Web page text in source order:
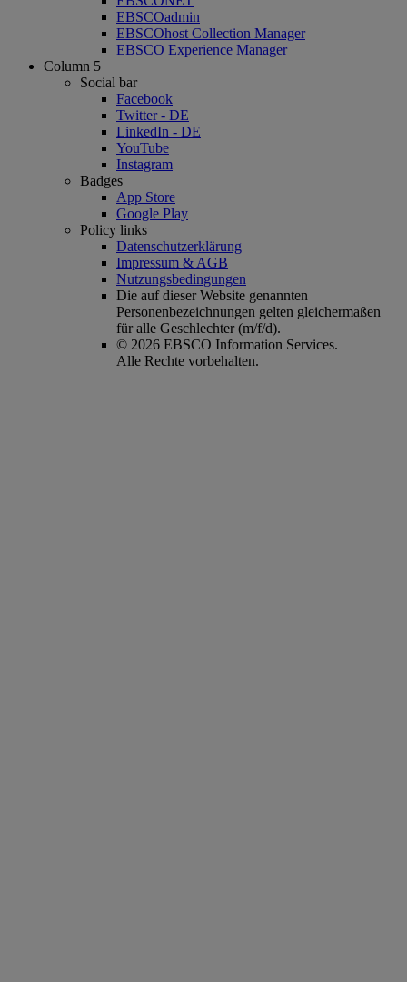
EBSCOadmin
EBSCOhost Collection Manager
EBSCO Experience Manager
Column 5
Social bar
Facebook
Twitter - DE
LinkedIn - DE
YouTube
Instagram
Badges
App Store
Google Play
Policy links
Datenschutzerklärung
Impressum & AGB
Nutzungsbedingungen
Die auf dieser Website genannten
Personenbezeichnungen gelten gleichermaßen
für alle Geschlechter (m/f/d).
© 2026 EBSCO Information Services.
Alle Rechte vorbehalten.